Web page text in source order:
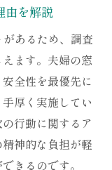
由を解説
あるため、調査
ます。夫婦の窓
全性を最優先に
厚く実施してい
行動に関するア
神的な負担が軽
きるのです。